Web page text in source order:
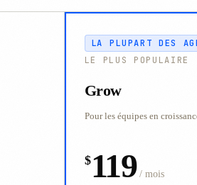
LA PLUPART DES
LE PLUS POPULAIRE
Grow
Pour les équipes en
$119 / mois